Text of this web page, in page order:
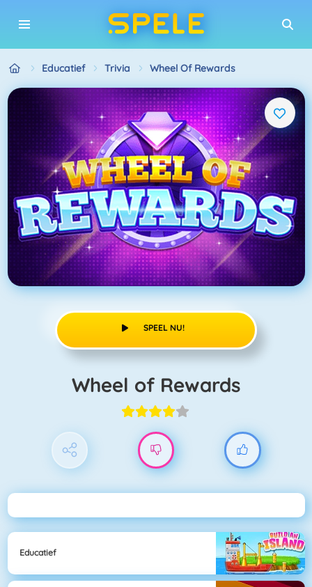
Educatief Trivia Wheel Of Rewards
SPEEL NU!
Wheel of Rewards
Educatief